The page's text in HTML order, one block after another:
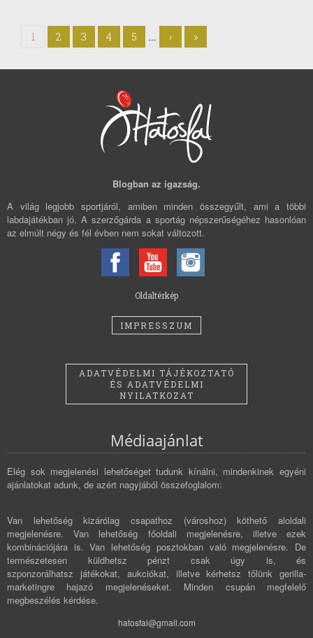
1 2 3 4 5 ... › »
Blogban az igazság.
A világ legjobb sportjáról, amiben minden összegyűlt, ami a többi
labdajátékban jó. A szerzőgárda a sportág népszerűségéhez hasonlóan
az elmúlt négy és fél évben nem sokat változott.
Oldaltérkép
IMPRESSZUM
ADATVÉDELMI TÁJÉKOZTATÓ
ÉS ADATVÉDELMI
NYILATKOZAT
Médiaajánlat
Elég sok megjelenési lehetőséget tudunk kínálni, mindenkinek egyéni
ajánlatokat adunk, de azért nagyjából összefoglalom:
Van lehetőség kizárólag csapathoz (városhoz) köthető aloldali
megjelenésre. Van lehetőség főoldali megjelenésre, illetve ezek
kombinációjára is. Van lehetőség posztokban való megjelenésre. De
természetesen küldhetsz pénzt csak úgy is, és
szponzorálhatsz játékokat, aukciókat, illetve kérhetsz tőlünk gerilla-
marketingre hajazó megjelenéseket. Minden csupán megfelelő
megbeszélés kérdése.
hatosfal@gmail.com